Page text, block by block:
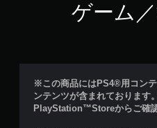
ゲーム
※この商品にはPS4®用コン
ンテンツが含まれております
PlayStation™Storeからご確認